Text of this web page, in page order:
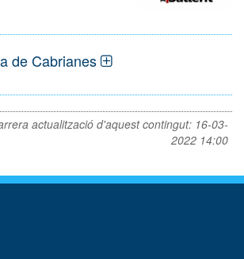
de Cabrianes
actualització d'aquest contingut: 16-03-
2022 14:00